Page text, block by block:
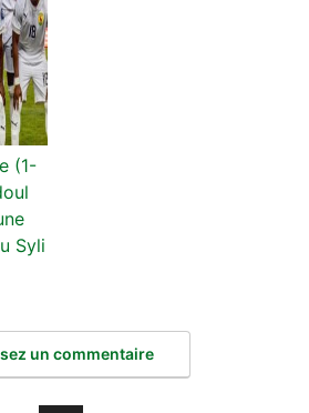
(1-
Syli
un commentaire